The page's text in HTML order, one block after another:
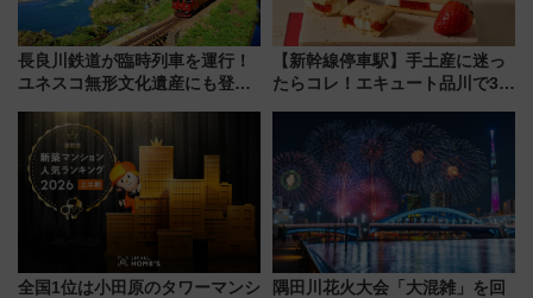
長良川鉄道が臨時列車を運行！
ユネスコ無形文化遺産にも登録
に 乗車には予約が必要
【新幹線停車駅】手土産に迷っ
たらコレ！エキュート品川で3年
産スイーツとは？
全国1位は小田原のタワーマンシ
隅田川花火大会「大混雑」を回